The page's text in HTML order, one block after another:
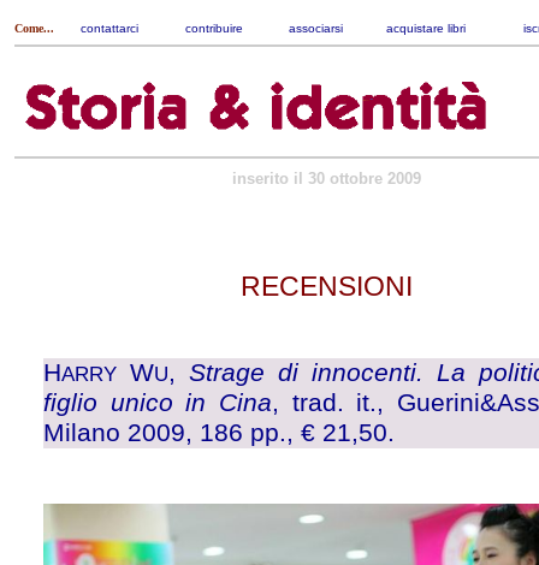
Come... contattarci contribuire associarsi acquistare libri
inserito il 30 ottobre 2009
RECENSIONI
HARRY WU, Strage di innocenti. La
figlio unico in Cina, trad. it.,
Milano 2009, 186 pp., € 21,50.